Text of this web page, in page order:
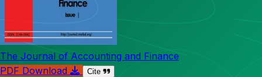
The Journal of Accounting and Finance
PDF Download
Cite